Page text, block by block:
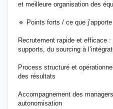
et meilleure organisation des
🔹 Points forts / ce que j’apporte
Recrutement rapide et efficace
supports, du sourcing à
Process structuré et
des résultats
Accompagnement des
autonomisation